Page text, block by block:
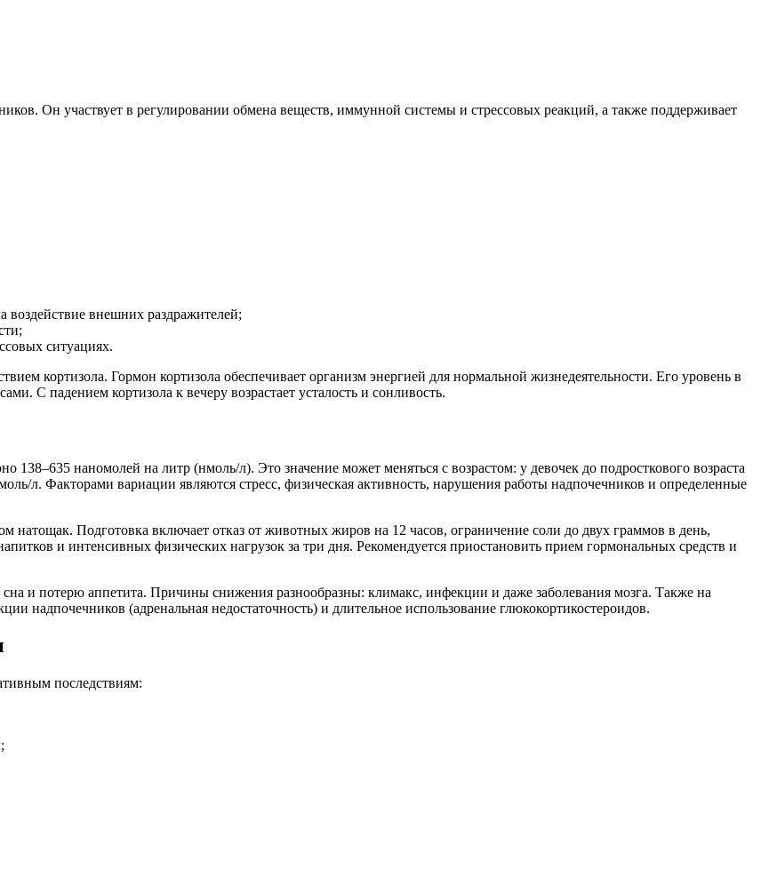
Он участвует в регулировании обмена веществ, иммунной системы и стрессовых реакций, а также поддерживает
воздействие внешних раздражителей;
ситуациях.
кортизола. Гормон кортизола обеспечивает организм энергией для нормальной жизнедеятельности. Его уровень в
С падением кортизола к вечеру возрастает усталость и сонливость.
138–635 наномолей на литр (нмоль/л). Это значение может меняться с возрастом: у девочек до подросткового возраста
л. Факторами вариации являются стресс, физическая активность, нарушения работы надпочечников и определенные
натощак. Подготовка включает отказ от животных жиров на 12 часов, ограничение соли до двух граммов в день,
и интенсивных физических нагрузок за три дня. Рекомендуется приостановить прием гормональных средств и
и потерю аппетита. Причины снижения разнообразны: климакс, инфекции и даже заболевания мозга. Также на
надпочечников (адренальная недостаточность) и длительное использование глюкокортикостероидов.
последствиям: